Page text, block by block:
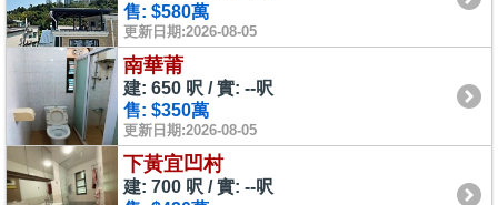
售: $580萬
更新日期:2026-08-05
南華莆
建: 650 呎 / 實: --呎
售: $350萬
更新日期:2026-08-05
下黃宜凹村
建: 700 呎 / 實: --呎